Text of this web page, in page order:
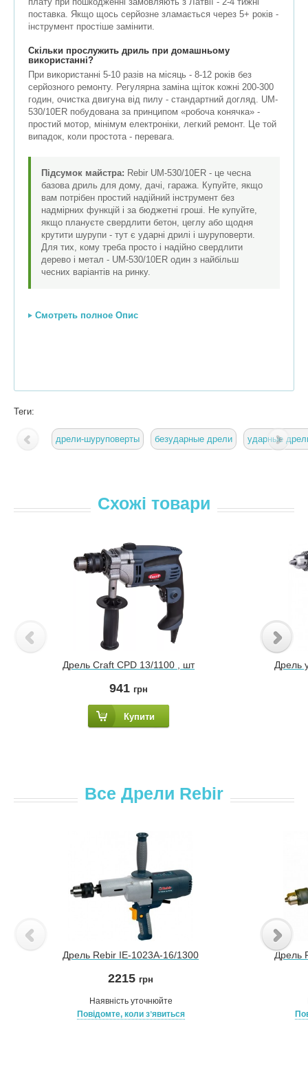
поставка. Якщо щось серйозне зламається через 5+ років -
інструмент простіше замінити.
Скільки прослужить дриль при домашньому
використанні?
При використанні 5-10 разів на місяць - 8-12 років без
серйозного ремонту. Регулярна заміна щіток кожні 200-300
годин, очистка двигуна від пилу - стандартний догляд. UM-
530/10ER побудована за принципом «робоча конячка» -
простий мотор, мінімум електроніки, легкий ремонт. Це той
випадок, коли простота - перевага.
Підсумок майстра: Rebir UM-530/10ER - це чесна
базова дриль для дому, дачі, гаража. Купуйте, якщо
вам потрібен простий надійний інструмент без
надмірних функцій і за бюджетні гроші. Не купуйте,
якщо плануєте свердлити бетон, цеглу або щодня
крутити шурупи - тут є ударні дрилі і шуруповерти.
Для тих, кому треба просто і надійно свердлити
дерево і метал - UM-530/10ER один з найбільш
чесних варіантів на ринку.
Смотреть полное Опис
Теги:
дрели-шуруповерты безударные дрели ударные
Схожі товари
Дрель Craft CPD 13/1100 , шт
941 грн
Купити
Дрель
Все Дрели Rebir
Дрель Rebir IE-1023A-16/1300
2215 грн
Наявність уточнюйте
Повідомте, коли зʼявиться
Дрель